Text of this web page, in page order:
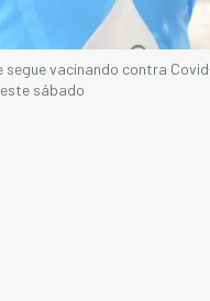
segue vacinando contra
sábado